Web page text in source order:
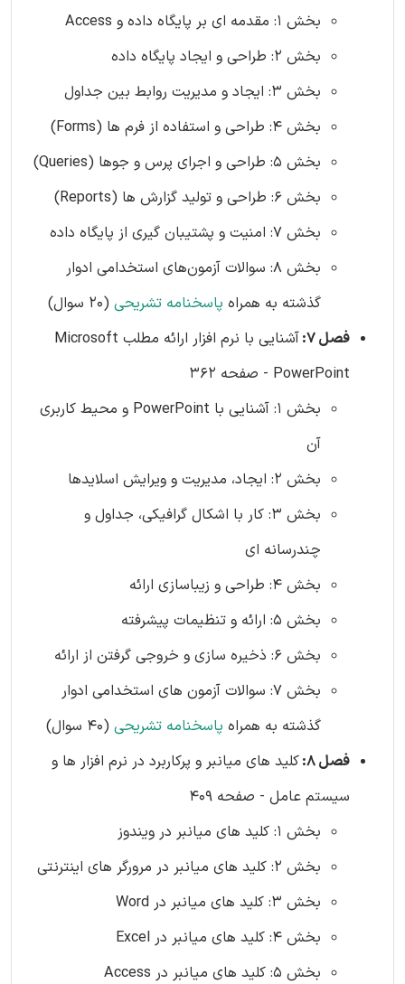
بخش 1: مقدمه ای بر پایگاه داده و Access
بخش 2: طراحی و ایجاد پایگاه داده
بخش 3: ایجاد و مدیریت روابط بین جداول
بخش 4: طراحی و استفاده از فرم ها (Forms)
بخش 5: طراحی و اجرای پرس و جوها (Queries)
بخش 6: طراحی و تولید گزارش ها (Reports)
بخش 7: امنیت و پشتیبان گیری از پایگاه داده
بخش 8: سوالات آزمون‌های استخدامی ادوار
گذشته به همراه پاسخنامه تشریحی (20 سوال)
فصل 7:
آشنایی با نرم افزار ارائه مطلب Microsoft
PowerPoint - صفحه 362
بخش 1: آشنایی با PowerPoint و محیط کاربری
آن
بخش 2: ایجاد، مدیریت و ویرایش اسلایدها
بخش 3: کار با اشکال گرافیکی، جداول و
چندرسانه ای
بخش 4: طراحی و زیباسازی ارائه
بخش 5: ارائه و تنظیمات پیشرفته
بخش 6: ذخیره سازی و خروجی گرفتن از ارائه
بخش 7: سوالات آزمون های استخدامی ادوار
گذشته به همراه پاسخنامه تشریحی (40 سوال)
فصل 8:
کلید های میانبر و پرکاربرد در نرم افزار ها و
سیستم عامل - صفحه 409
بخش 1: کلید های میانبر در ویندوز
بخش 2: کلید های میانبر در مرورگر های اینترنتی
بخش 3: کلید های میانبر در Word
بخش 4: کلید های میانبر در Excel
بخش 5: کلید های میانبر در Access